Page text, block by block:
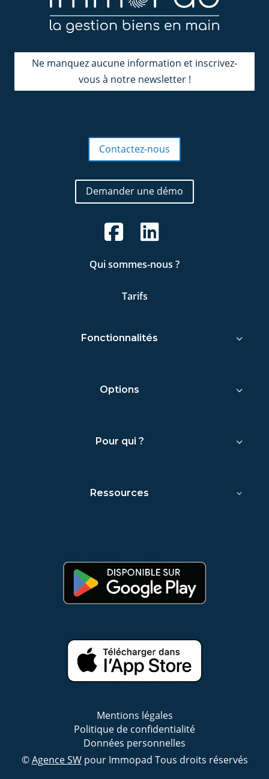
Ne manquez aucune information et inscrivez-
vous à notre newsletter !
Contactez-nous
Demander une démo
Qui sommes-nous ?
Tarifs
Fonctionnalités
Options
Pour qui ?
Ressources
Mentions légales
Politique de confidentialité
Données personnelles
©Agence SWpour Immopad Tous droits réservés